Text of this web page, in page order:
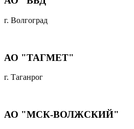
г. Волгоград
АО "ТАГМЕТ"
г. Таганрог
АО "МСК-ВОЛЖСКИЙ"